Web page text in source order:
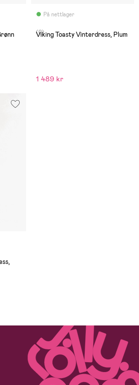
På nettlager
(0)
Viking Toasty Vinterdress, Plum
1 489 kr